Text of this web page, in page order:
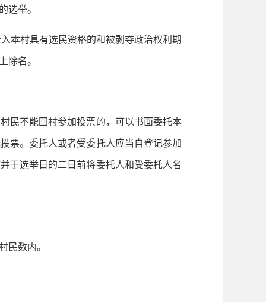
选举。
本村具有选民资格的和被剥夺政治权利期
除名。
民不能回村参加投票的，可以书面委托本
票。委托人或者受委托人应当自登记参加
于选举日的二日前将委托人和受委托人名
民数内。